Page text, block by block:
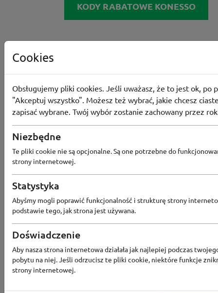
KODY RABATOWE KONESSO
Popularne sklepy
RTV EURO AGD MODIVO HEBE
Cookies
Obsługujemy pliki cookies. Jeśli uważasz, że to jest ok, po
"Akceptuj wszystko". Możesz też wybrać, jakie chcesz
zapisać wybrane. Twój wybór zostanie zachowany przez
Niezbędne
Te pliki cookie nie są opcjonalne. Są one potrzebne do
strony internetowej.
Statystyka
Abyśmy mogli poprawić funkcjonalność i strukturę strony
podstawie tego, jak strona jest używana.
Doświadczenie
Aby nasza strona internetowa działała jak najlepiej podczas
pobytu na niej. Jeśli odrzucisz te pliki cookie, niektóre funkcje
strony internetowej.